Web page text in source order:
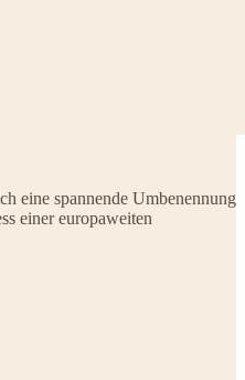
eine spannende Umbenennung
einer europaweiten